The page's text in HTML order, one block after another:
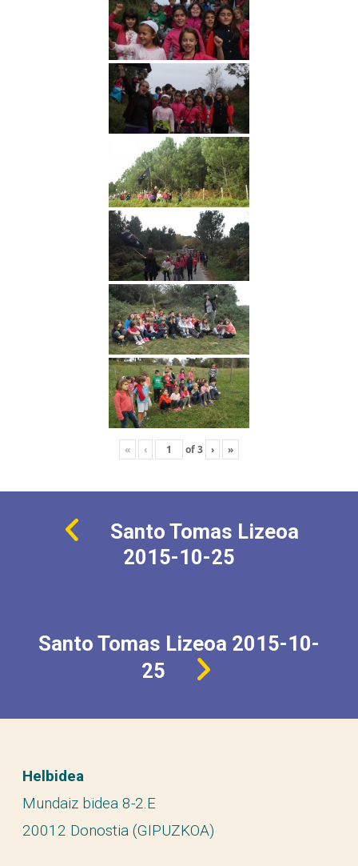
« ‹ of3 › »
Santo Tomas Lizeoa
2015-10-25
Santo Tomas Lizeoa 2015-10-
25
Helbidea
Mundaiz bidea 8-2.E
20012 Donostia (GIPUZKOA)